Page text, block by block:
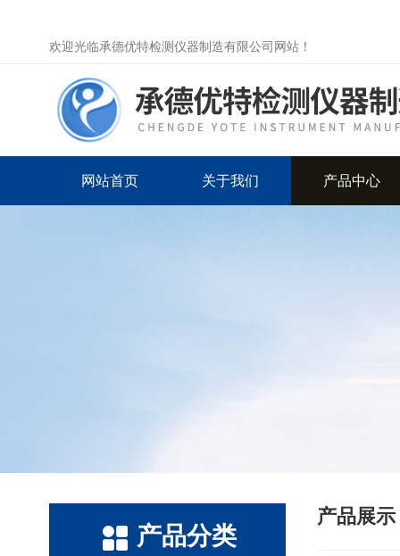
欢迎光临承德优特检测仪器制造有限公司网站！
网站首页 关于我们 产品中心
产品分类
产品展示